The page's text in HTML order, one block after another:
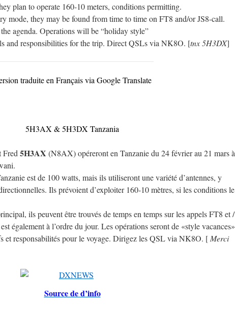
plan to operate 160-10 meters, conditions permitting.
mode, they may be found from time to time on FT8 and/or JS8-call.
agenda. Operations will be “holiday style”
and responsibilities for the trip. Direct QSLs via NK8O. [tnx 5H3DX]
traduite en Français via Google Translate
5H3AX & 5H3DX Tanzania
5H3AX (N8AX) opéreront en Tanzanie du 24 février au 21 mars à
est de 100 watts, mais ils utiliseront une variété d’antennes, y
Ils prévoient d’exploiter 160-10 mètres, si les conditions le
ils peuvent être trouvés de temps en temps sur les appels FT8 et /
également à l’ordre du jour. Les opérations seront de «style vacances»
et responsabilités pour le voyage. Dirigez les QSL via NK8O. [ Merci
Source de d’info